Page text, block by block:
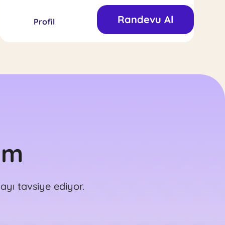
davranışçı oyun terapisi eğitimine de katılmıştır.
Seanslarında koşulsuz olumlu kabul, içtenlik ve
terapötik ilişki en önem verdiği değerlerdir. Gerek
kendinizi tanımada gerek çeşitli sorunlarınızda sizi
Profil
Randevu Al
tavsiye ediyor.